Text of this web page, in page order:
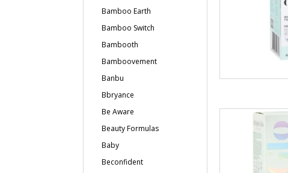
Bamboo Earth
Bamboo Switch
Bambooth
Bamboovement
Banbu
Bbryance
Be Aware
Beauty Formulas
Baby
Beconfident